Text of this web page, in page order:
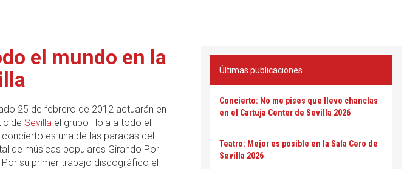
el mundo en la
25 de febrero de 2012 actuarán en
de Sevilla el grupo Hola a todo el
es una de las paradas del
de músicas populares Girando Por
Por su primer trabajo discográfico el
Últimas publicaciones
Concierto: No me pises que llevo chanclas
en el Cartuja Center de Sevilla 2026
Teatro: Mejor es posible en la Sala Cero de
Sevilla 2026